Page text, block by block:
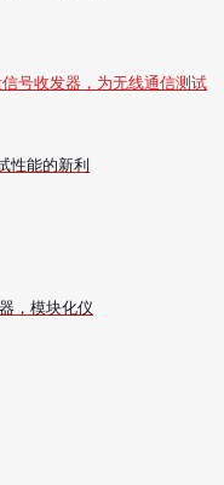
号收发器，为无线通信测试
性能的新利
，模块化仪